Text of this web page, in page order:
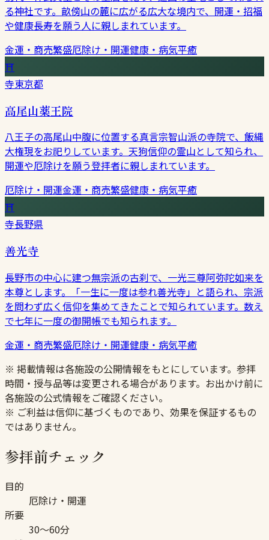
る神社です。畝傍山の麓に広がる広大な境内で、開運・招福
や健康長寿を願う人に親しまれています。
金運・商売繁盛厄除け・開運健康・病気平癒
⛩
寺東京都
高尾山薬王院
八王子の高尾山中腹に位置する真言宗智山派の寺院で、飯縄
大権現をお祀りしています。天狗信仰の霊山として知られ、
開運や厄除けを願う登拝者に親しまれています。
厄除け・開運金運・商売繁盛健康・病気平癒
⛩
寺長野県
善光寺
長野市の中心に建つ無宗派の古刹で、一光三尊阿弥陀如来を
本尊とします。「一生に一度は参れ善光寺」と語られ、宗派
を問わず広く信仰を集めてきたことで知られています。数え
で七年に一度の御開帳でも知られます。
金運・商売繁盛厄除け・開運健康・病気平癒
※ 掲載情報は各施設の公開情報をもとにしています。参拝
時間・授与品等は変更される場合があります。お出かけ前に
各施設の公式情報をご確認ください。
※ ご利益は信仰に基づくものであり、効果を保証するもの
ではありません。
参拝前チェック
目的
厄除け・開運
所要
30〜60分